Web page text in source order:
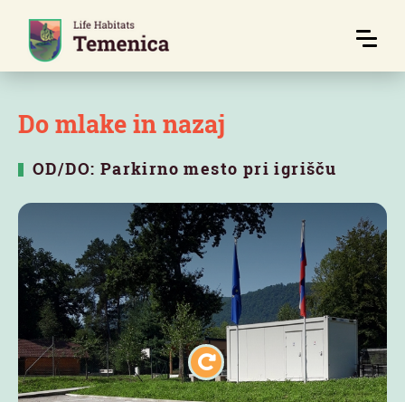
Do mlake in nazaj
OD/DO: Parkirno mesto pri igrišču